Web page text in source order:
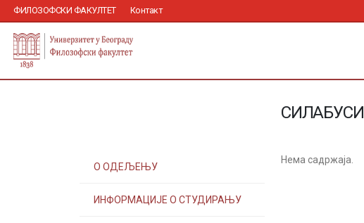
ФИЛОЗОФСКИ ФАКУЛТЕТ Контакт
СИЛАБУСИ
О ОДЕЉЕЊУ
ИНФОРМАЦИЈЕ О СТУДИРАЊУ
Нема садржаја.